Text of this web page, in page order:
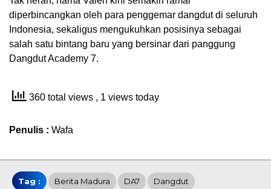
diperbincangkan oleh para penggemar dangdut di seluruh
Indonesia, sekaligus mengukuhkan posisinya sebagai
salah satu bintang baru yang bersinar dari panggung
Dangdut Academy 7.
360 total views , 1 views today
Penulis : Wafa
Tag : Berita Madura DA7 Dangdut